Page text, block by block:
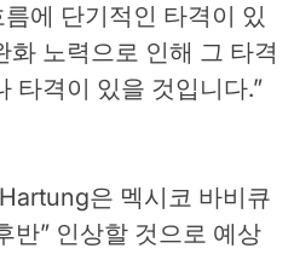
에 단기적인 타격이 있
화 노력으로 인해 그 타격
타격이 있을 것입니다.”
은 멕시코 바비큐
반” 인상할 것으로 예상